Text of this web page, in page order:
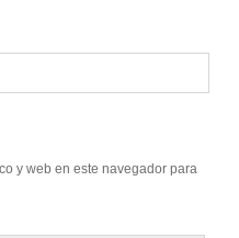
y web en este navegador para